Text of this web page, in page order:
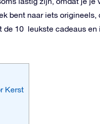
bent naar iets
10 leukste cadeaus en
Kerst